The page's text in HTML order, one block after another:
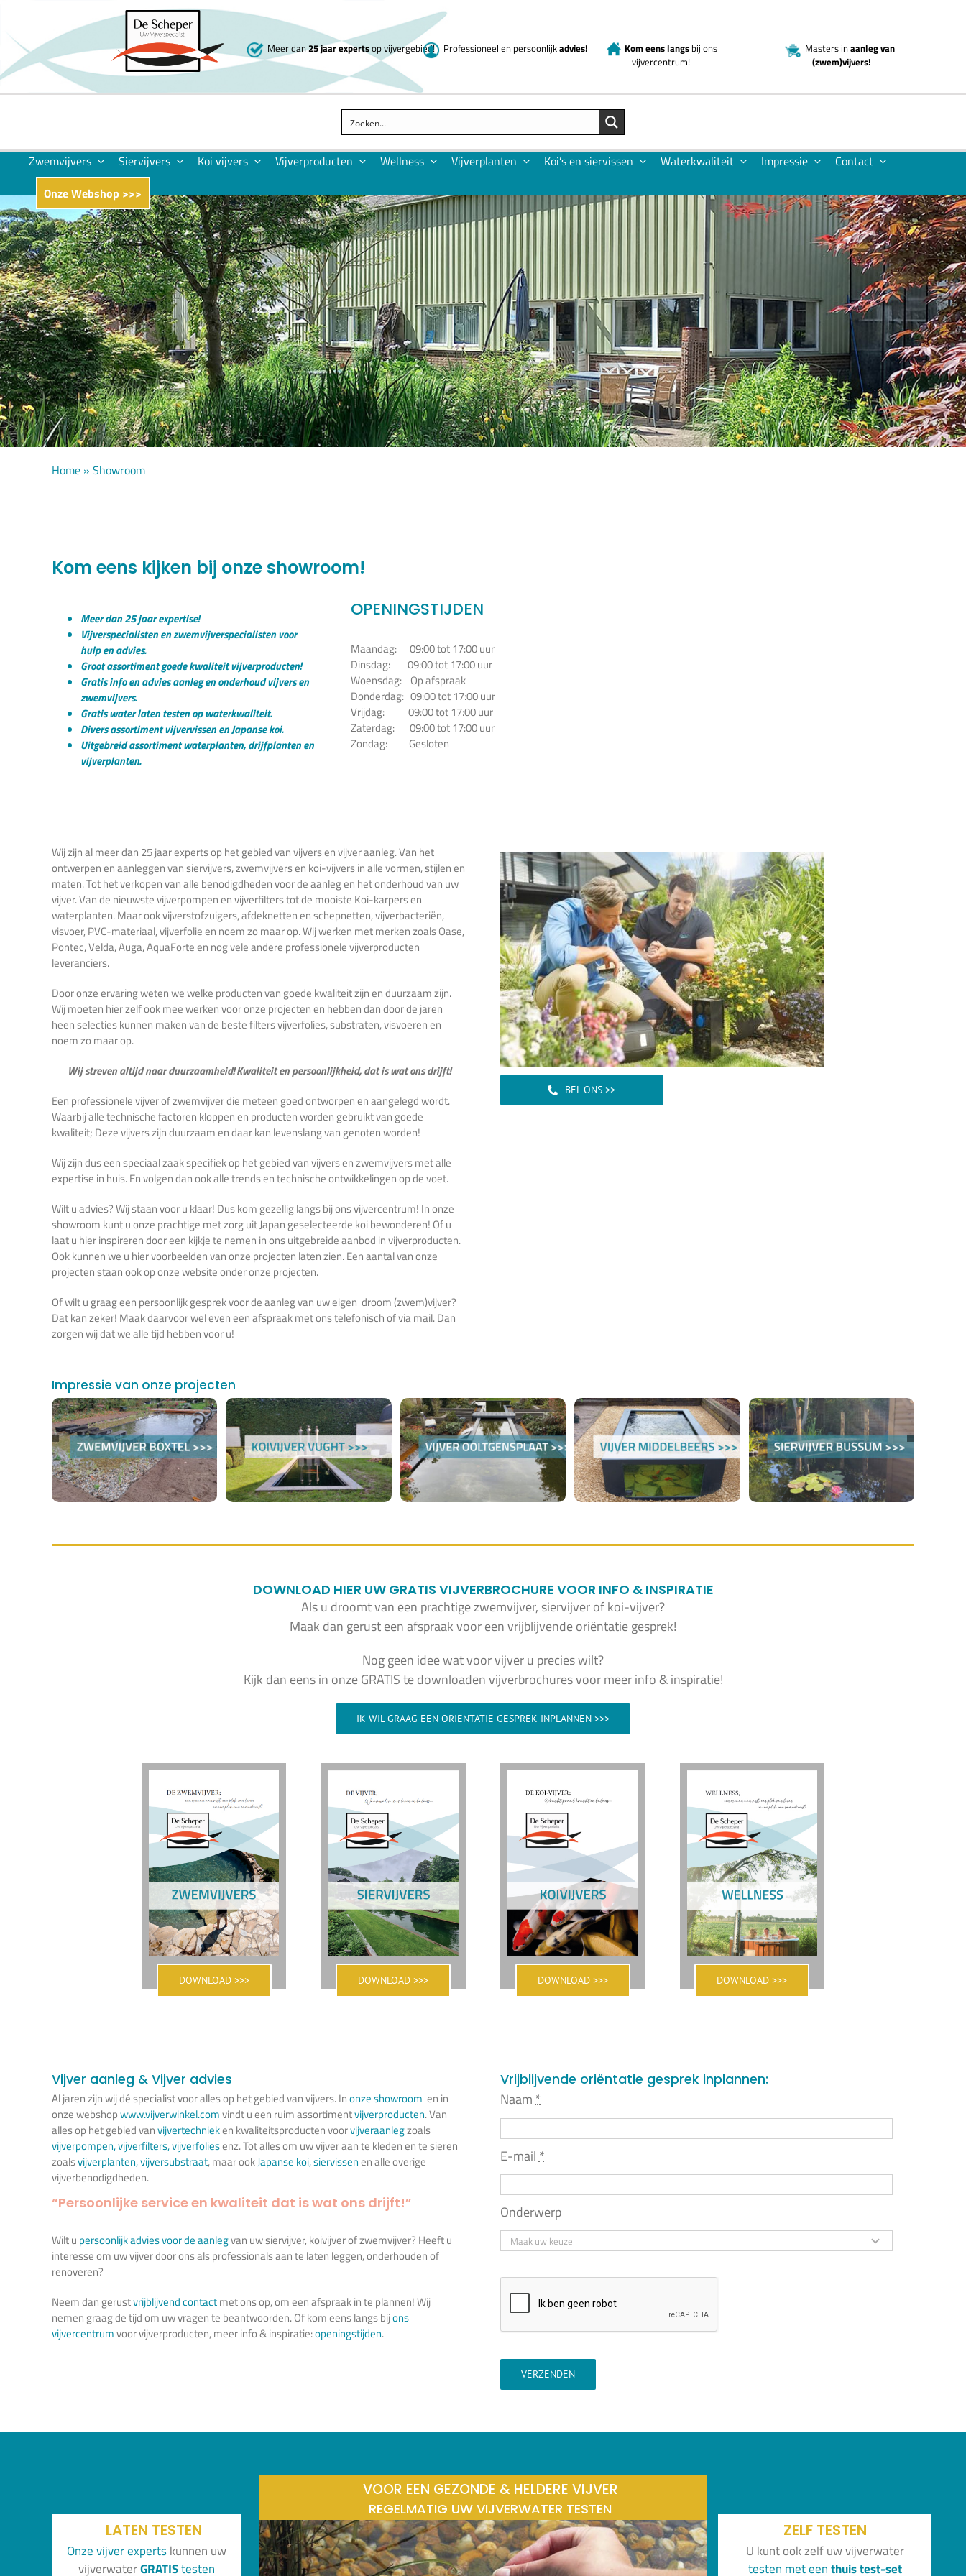
content
Meer dan25 jaar expertsop vijvergebied! Professioneel en persoonlijkadvies! Kom eens langs bij ons
vijvercentrum!
Masters inaanleg van
(zwem)vijvers!
Zwemvijvers Siervijvers Koi vijvers Vijverproducten Wellness Vijverplanten Koi’s en siervissen Waterkwaliteit Impressie
Contact
Onze Webshop >>>
Home» Showroom
Kom eens kijken bij onze showroom!
Meer dan 25 jaar expertise!
Vijverspecialisten en zwemvijverspecialisten voor
hulp en advies.
Groot assortiment goede kwaliteit vijverproducten!
Gratis info en advies aanleg en onderhoud vijvers en
zwemvijvers.
Gratis water laten testen op waterkwaliteit.
Divers assortiment vijvervissen en Japanse koi.
Uitgebreid assortiment waterplanten, drijfplanten en
vijverplanten.
OPENINGSTIJDEN
Maandag: 09:00 tot 17:00 uur
Dinsdag: 09:00 tot 17:00 uur
Woensdag: Op afspraak
Donderdag: 09:00 tot 17:00 uur
Vrijdag: 09:00 tot 17:00 uur
Zaterdag: 09:00 tot 17:00 uur
Zondag: Gesloten
Wij zijn al meer dan 25 jaar experts op het gebied van vijvers en vijver aanleg. Van het
ontwerpen en aanleggen van siervijvers, zwemvijvers en koi-vijvers in alle vormen, stijlen en
maten. Tot het verkopen van alle benodigdheden voor de aanleg en het onderhoud van uw
vijver. Van de nieuwste vijverpompen en vijverfilters tot de mooiste Koi-karpers en
waterplanten. Maar ook vijverstofzuigers, afdeknetten en schepnetten, vijverbacteriën,
visvoer, PVC-materiaal, vijverfolie en noem zo maar op. Wij werken met merken zoals Oase,
Pontec, Velda, Auga, AquaForte en nog vele andere professionele vijverproducten
leveranciers.
Door onze ervaring weten we welke producten van goede kwaliteit zijn en duurzaam zijn.
Wij moeten hier zelf ook mee werken voor onze projecten en hebben dan door de jaren
heen selecties kunnen maken van de beste filters vijverfolies, substraten, visvoeren en
noem zo maar op.
Wij streven altijd naar duurzaamheid! Kwaliteit en persoonlijkheid, dat is wat ons drijft!
Een professionele vijver of zwemvijver die meteen goed ontworpen en aangelegd wordt.
Waarbij alle technische factoren kloppen en producten worden gebruikt van goede
kwaliteit; Deze vijvers zijn duurzaam en daar kan levenslang van genoten worden!
Wij zijn dus een speciaal zaak specifiek op het gebied van vijvers en zwemvijvers met alle
expertise in huis. En volgen dan ook alle trends en technische ontwikkelingen op de voet.
Wilt u advies? Wij staan voor u klaar! Dus kom gezellig langs bij ons vijvercentrum! In onze
showroom kunt u onze prachtige met zorg uit Japan geselecteerde koi bewonderen! Of u
laat u hier inspireren door een kijkje te nemen in ons uitgebreide aanbod in vijverproducten.
Ook kunnen we u hier voorbeelden van onze projecten laten zien. Een aantal van onze
projecten staan ook op onze website onder onze projecten.
Of wilt u graag een persoonlijk gesprek voor de aanleg van uw eigen droom (zwem)vijver?
Dat kan zeker! Maak daarvoor wel even een afspraak met ons telefonisch of via mail. Dan
zorgen wij dat we alle tijd hebben voor u!
BEL ONS >>
Impressie van onze projecten
DOWNLOAD HIER UW GRATIS VIJVERBROCHURE VOOR INFO & INSPIRATIE
Als u droomt van een prachtige zwemvijver, siervijver of koi-vijver?
Maak dan gerust een afspraak voor een vrijblijvende oriëntatie gesprek!
Nog geen idee wat voor vijver u precies wilt?
Kijk dan eens in onze GRATIS te downloaden vijverbrochures voor meer info & inspiratie!
IK WIL GRAAG EEN ORIËNTATIE GESPREK INPLANNEN >>>
DOWNLOAD >>> DOWNLOAD >>> DOWNLOAD >>> DOWNLOAD >>>
Vijver aanleg & Vijver advies
Al jaren zijn wij dé specialist voor alles op het gebied van vijvers. Inonze showroom en in
onze webshopwww.vijverwinkel.comvindt u een ruim assortimentvijverproducten. Van
alles op het gebied vanvijvertechnieken kwaliteitsproducten voorvijveraanlegzoals
vijverpompen,vijverfilters,vijverfoliesenz. Tot alles om uw vijver aan te kleden en te sieren
zoalsvijverplanten,vijversubstraat, maar ookJapanse koi,siervissenen alle overige
vijverbenodigdheden.
“Persoonlijke service en kwaliteit dat is wat ons drijft!”
Wilt u persoonlijk advies voor de aanlegvan uw siervijver, koivijver of zwemvijver? Heeft u
interesse om uw vijver door ons als professionals aan te laten leggen, onderhouden of
renoveren?
Neem dan gerustvrijblijvend contactmet ons op, om een afspraak in te plannen! Wij
nemen graag de tijd om uw vragen te beantwoorden. Of kom eens langs bijons
vijvercentrumvoor vijverproducten, meer info & inspiratie:openingstijden.
Vrijblijvende oriëntatie gesprek inplannen:
Naam*
E-mail*
Onderwerp
VERZENDEN
LATEN TESTEN
Onze vijver expertskunnen uw
vijverwaterGRATIStesten
VOOR EEN GEZONDE & HELDERE VIJVER
REGELMATIG UW VIJVERWATER TESTEN
ZELF TESTEN
U kunt ook zelf uw vijverwater
testen meteenthuistest-set